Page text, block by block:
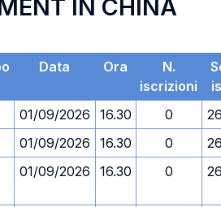
IN CHINA
Data Ora
N.
iscrizioni
01/09/2026 16.30 0
01/09/2026 16.30 0
01/09/2026 16.30 0